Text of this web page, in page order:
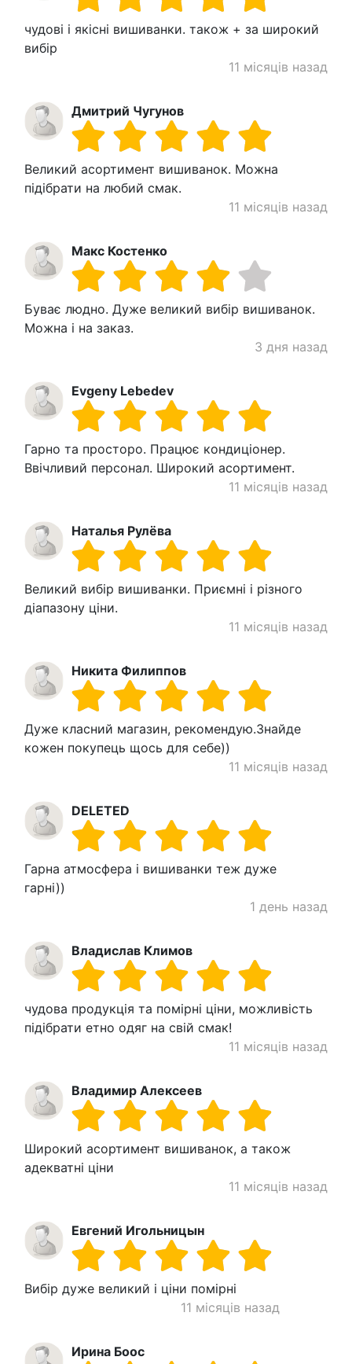
чудові і якісні вишиванки. також + за широкий
вибір
11 місяців назад
Дмитрий Чугунов
Великий асортимент вишиванок. Можна
підібрати на любий смак.
11 місяців назад
Макс Костенко
Буває людно. Дуже великий вибір вишиванок.
Можна і на заказ.
3 дня назад
Evgeny Lebedev
Гарно та просторо. Працює кондиціонер.
Ввічливий персонал. Широкий асортимент.
11 місяців назад
Наталья Рулёва
Великий вибір вишиванки. Приємні і різного
діапазону ціни.
11 місяців назад
Никита Филиппов
Дуже класний магазин, рекомендую.Знайде
кожен покупець щось для себе))
11 місяців назад
DELETED
Гарна атмосфера і вишиванки теж дуже
гарні))
1 день назад
Владислав Климов
чудова продукція та помірні ціни, можливість
підібрати етно одяг на свій смак!
11 місяців назад
Владимир Алексеев
Широкий асортимент вишиванок, а також
адекватні ціни
11 місяців назад
Евгений Игольницын
Вибір дуже великий і ціни помірні
11 місяців назад
Ирина Боос